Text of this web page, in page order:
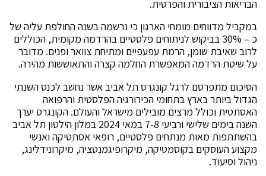
הבריאות הציבורית והפרטית.
במקביל מדווחים מומחי הארגון כי נרשמה בשנה החולפת עליה של
כ – 30% בביקוש לניתוחים פלסטיים בהרדמה מקומית, הכוללים
לרוב שאיבת שומן, הרמת עפעפיים ומתיחת צוואר ופנים. מדובר
על שיטת הרדמה המאפשרת החלמה קצרה והתאוששות מהירה.
הסיכום מתפרסם לרגל קונגרס תל אביב אשר נחשב לכנס השנתי
הגדול ביותר בארץ בתחומי הכירורגיה הפלסטית והרפואה
האסתטית וכולל מרצים מובילים מישראל והעולם. הקונגרס יערך
השנה בימים שלישי ורביעי 7-8 במאי 2024 במלון הילטון תל אביב
בהשתתפות מאות מנתחים פלסטיים, רופאי אסתטיקה ואנשי
מקצוע העוסקים בקוסמטיקה, מיקרופיגמנטציה, מיקרונידלינג,
ניהול וסיעוד.